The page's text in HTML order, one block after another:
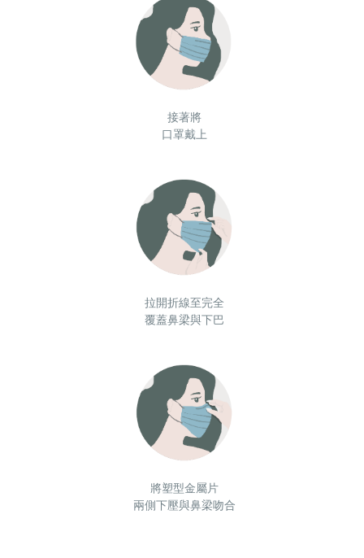
接著將
口罩戴上
拉開折線至完全
覆蓋鼻梁與下巴
將塑型金屬片
兩側下壓與鼻梁吻合